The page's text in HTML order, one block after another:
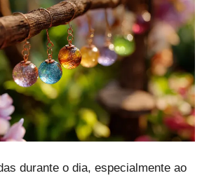
durante o dia, especialmente ao